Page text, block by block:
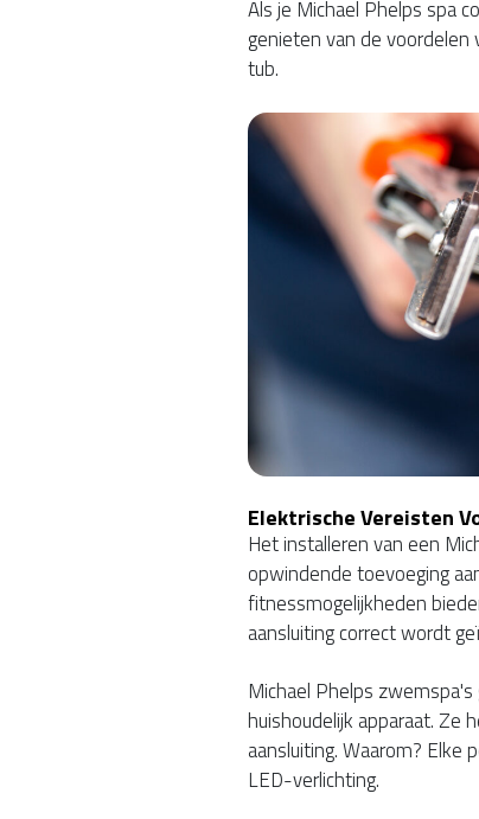
Als je Michael Phelps spa
genieten van de
tub.
Elektrische Vereisten
Het installeren van een
opwindende toevoeging
fitnessmogelijkheden
aansluiting correct wordt
Michael Phelps
huishoudelijk apparaat.
aansluiting. Waarom?
LED-verlichting.